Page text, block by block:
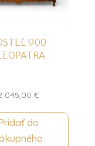
900
045,00 €
do